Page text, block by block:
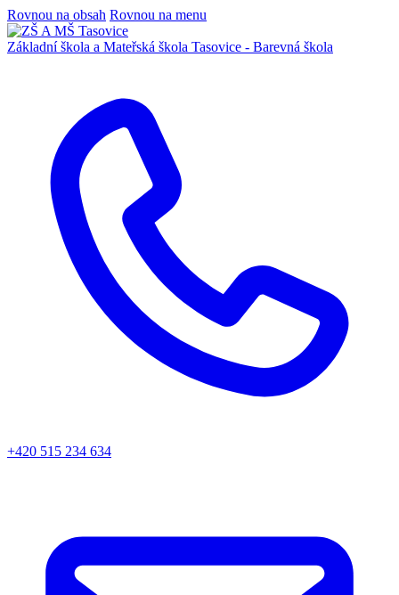
Rovnou na obsah Rovnou na menu
Základní škola a Mateřská škola Tasovice - Barevná škola
+420 515 234 634